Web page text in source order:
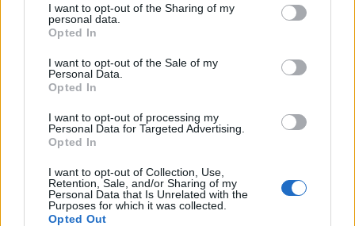
not limited to your visit or usage behaviour. You may click to
grant or deny consent to Google and its third-party tags to
use your data for below specified purposes in below Google
consent section.
I want to opt-out of the Sharing of my
personal data.
Opted In
I want to opt-out of the Sale of my
Personal Data.
Opted In
I want to opt-out of processing my
Personal Data for Targeted Advertising.
Opted In
I want to opt-out of Collection, Use,
Retention, Sale, and/or Sharing of my
Personal Data that Is Unrelated with the
Purposes for which it was collected.
Opted Out
Διώρυγα Κορίνθου: Απαγόρευση διέλευσης
βαρέων οχημάτων λόγω έργων συντήρησης
γέφυρα του Ισθμού προς Αθήνα. Δείτε τις εναλλακτικές
διαδρομές και τις ρυθμίσεις.
11.05.2026 19:21
Σκευοφύλαξ